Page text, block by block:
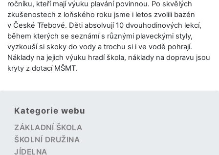
ročníku, kteří mají výuku plavání povinnou. Po skvělých
zkušenostech z loňského roku jsme i letos zvolili bazén
v České Třebové. Děti absolvují 10 dvouhodinových lekcí,
během kterých se seznámí s různými plaveckými styly,
vyzkouší si skoky do vody a trochu si i ve vodě pohrají.
Náklady na jejich výuku hradí škola, náklady na dopravu jsou
kryty z dotací MŠMT.
Kategorie webu
ZÁKLADNÍ ŠKOLA
ŠKOLNÍ DRUŽINA
JÍDELNA